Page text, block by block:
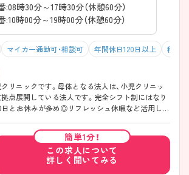
:08時30分～17時30分（休憩60分）
:10時00分～19時00分（休憩60分）
マイカー通勤可・相談可 年間休日120日以上 積極
リニックです。母体となる法人は、小児クリニッ
点展開している法人です。完全シフト制にはなり
日とお休みが多め◎リフレッシュ休暇など活用し、
ック未経験者なので、新たな環境に挑戦したい方も
ョン能力を活かして、前向きに業務に取り組める
興味ある方は是非お問い合わせくださいませ♪
簡単1分！
この求人について
詳しく聞いてみる